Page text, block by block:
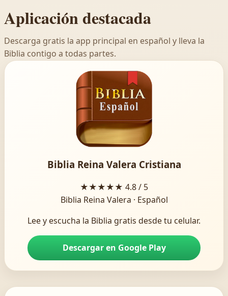
Aplicación destacada
Descarga gratis la app principal en español y lleva la
Biblia contigo a todas partes.
Biblia Reina Valera Cristiana
★★★★★ 4.8 / 5
Biblia Reina Valera · Español
Lee y escucha la Biblia gratis desde tu celular.
Descargar en Google Play